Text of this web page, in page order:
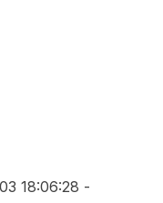
18:06:28 -